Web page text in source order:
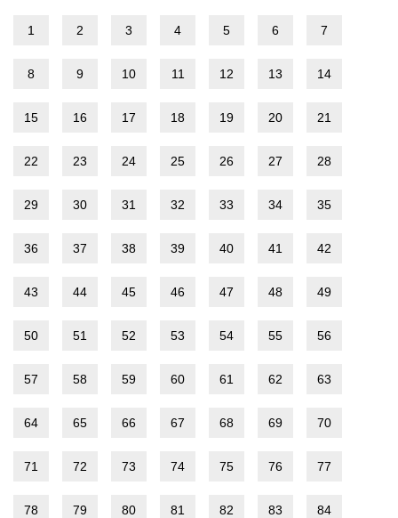
1 2 3 4 5 6 7
8 9 10 11 12 13 14
15 16 17 18 19 20 21
22 23 24 25 26 27 28
29 30 31 32 33 34 35
36 37 38 39 40 41 42
43 44 45 46 47 48 49
50 51 52 53 54 55 56
57 58 59 60 61 62 63
64 65 66 67 68 69 70
71 72 73 74 75 76 77
78 79 80 81 82 83 84